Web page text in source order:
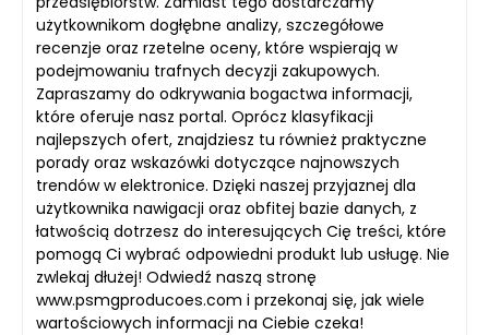
użytkownikom dogłębne analizy, szczegółowe
recenzje oraz rzetelne oceny, które wspierają w
podejmowaniu trafnych decyzji zakupowych.
Zapraszamy do odkrywania bogactwa informacji,
które oferuje nasz portal. Oprócz klasyfikacji
najlepszych ofert, znajdziesz tu również praktyczne
porady oraz wskazówki dotyczące najnowszych
trendów w elektronice. Dzięki naszej przyjaznej dla
użytkownika nawigacji oraz obfitej bazie danych, z
łatwością dotrzesz do interesujących Cię treści, które
pomogą Ci wybrać odpowiedni produkt lub usługę. Nie
zwlekaj dłużej! Odwiedź naszą stronę
www.psmgproducoes.com i przekonaj się, jak wiele
wartościowych informacji na Ciebie czeka!